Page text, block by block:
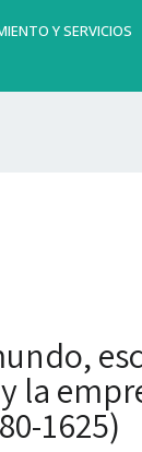
Y SERVICIOS
la
1625)